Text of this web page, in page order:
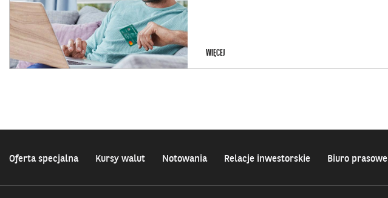
WIĘCEJ
Oferta specjalna Kursy walut Notowania Relacje inwestorskie Biuro prasowe